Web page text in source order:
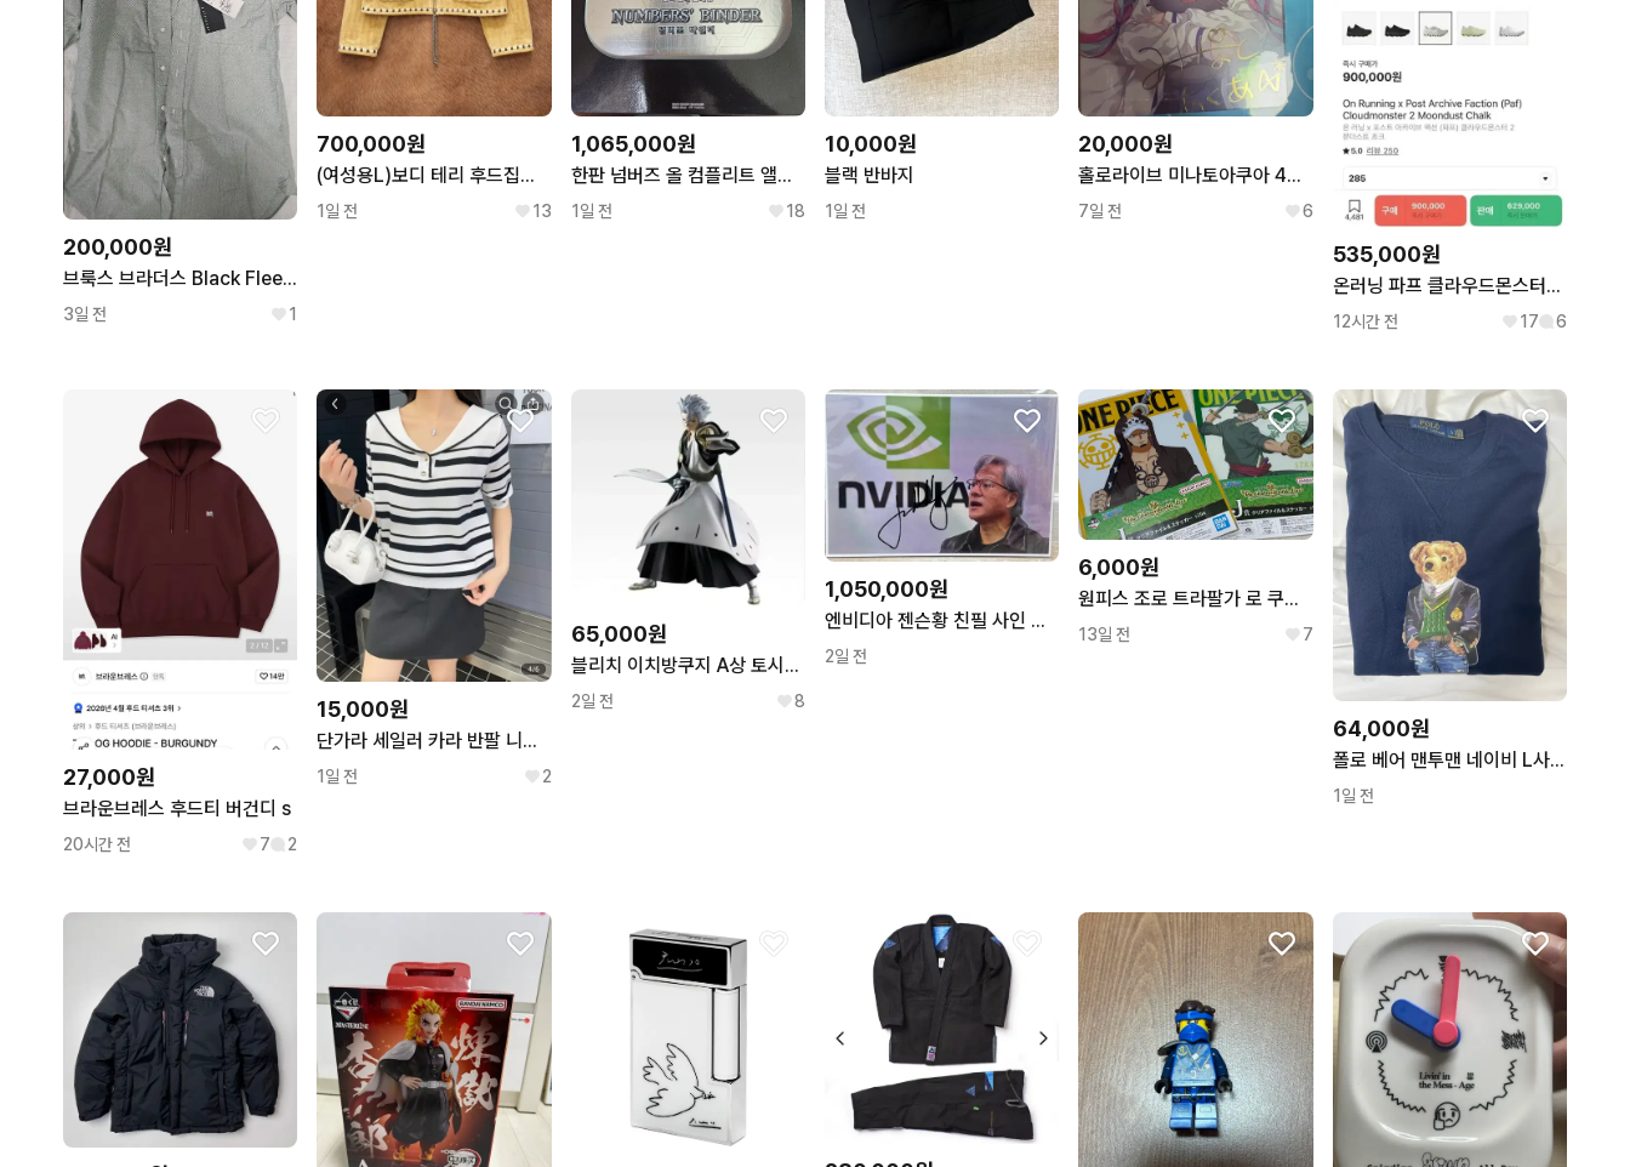
200,000원
브룩스 브라더스 Black Fleece 톰브라운 라인 셔츠 2사이즈
3일 전 1
700,000원
(여성용L)보디 테리 후드집업 BODE CROQUET HOODIE
1일 전 13
1,065,000원
한판 넘버즈 올 컴플리트 앨범 팝니다(배송비 무료)
1일 전 18
10,000원
블랙 반바지
1일 전
20,000원
홀로라이브 미나토아쿠아 4주년 복제싸인 팝니다
7일 전 6
535,000원
온러닝 파프 클라우드몬스터2 문더스트 초크 (285) (극미중고)
12시간 전 17 6
27,000원
브라운브레스 후드티 버건디 s
20시간 전 7 2
15,000원
단가라 세일러 카라 반팔 니트/66새상품
1일 전 2
65,000원
블리치 이치방쿠지 A상 토시로 미개봉 새상품
2일 전 8
1,050,000원
엔비디아 젠슨황 친필 사인 싸인 판매
2일 전
6,000원
원피스 조로 트라팔가 로 쿠지 제일복권 클리어파일 스티커 세트 J 상
13일 전 7
64,000원
폴로 베어 맨투맨 네이비 L사이즈
1일 전